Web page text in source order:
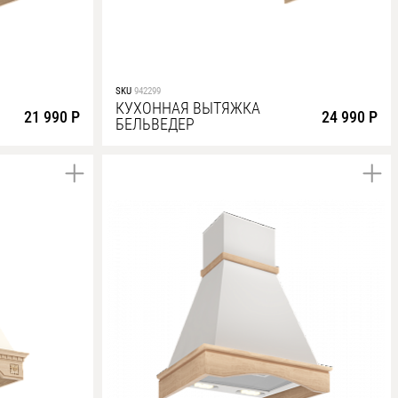
21 990 Р
SKU 942299
КУХОННАЯ ВЫТЯЖКА
БЕЛЬВЕДЕР
24 990 Р